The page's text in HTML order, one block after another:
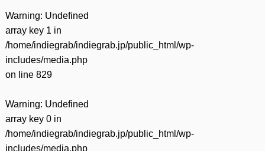
Warning: Undefined
array key 1 in
/home/indiegrab/indiegrab.jp/public_html/wp-
includes/media.php
on line 829
Warning: Undefined
array key 0 in
/home/indiegrab/indiegrab.jp/public_html/wp-
includes/media.php